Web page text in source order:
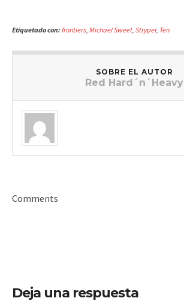
Etiquetado con: frontiers, Michael Sweet, Stryper, Ten
SOBRE EL AUTOR
Red Hard´n´Heavy
Comments
Deja una respuesta